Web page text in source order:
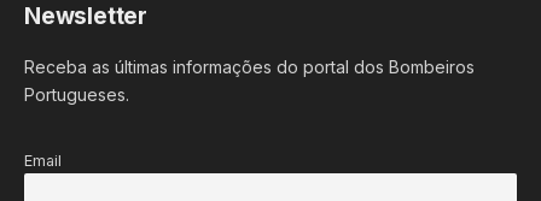
Newsletter
Receba as últimas informações do portal dos Bombeiros
Portugueses.
Email